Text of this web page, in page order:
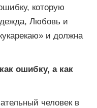
которую
Любовь и
и должна
ошибку, а как
человек в